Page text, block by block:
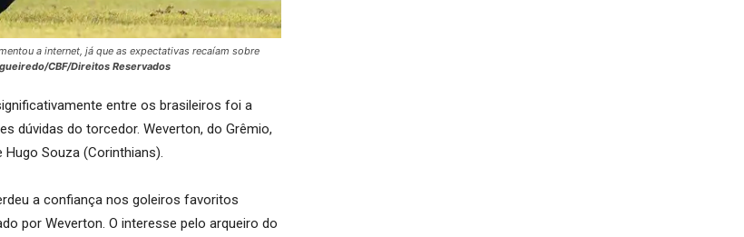
a internet, já que as expectativas recaíam sobre
CBF/Direitos Reservados
entre os brasileiros foi a
dúvidas do torcedor. Weverton, do Grêmio,
Souza (Corinthians).
a confiança nos goleiros favoritos
por Weverton. O interesse pelo arqueiro do